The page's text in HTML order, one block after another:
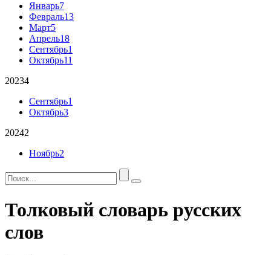
Январь7
Февраль13
Март5
Апрель18
Сентябрь1
Октябрь11
20234
Сентябрь1
Октябрь3
20242
Ноябрь2
Толковый словарь русских
слов